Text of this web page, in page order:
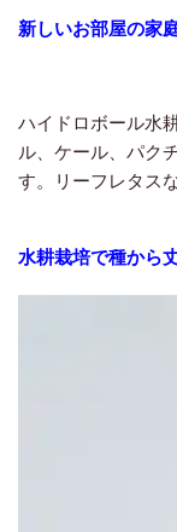
新しいお部屋の家
ハイドロボール水
ル、ケール、パク
す。リーフレタス
水耕栽培で種から